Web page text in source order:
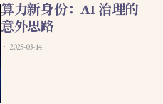
算力新身份：AI 治理的
意外思路
2025-03-14